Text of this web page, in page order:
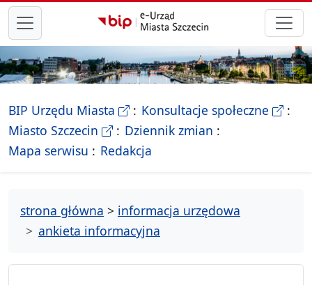
przejdź do głównego menu
BIP Urzędu Miasta - Biletyn Informacji Publicznej
Konsultacje społeczne-
Miasto Szczecin - Oficjalna strona Miasta Szczecin
Dziennik zmian
Mapa serwisu - drzewko rozdziałów
Redakcja
strona główna > informacja urzędowa
ankieta informacyjna